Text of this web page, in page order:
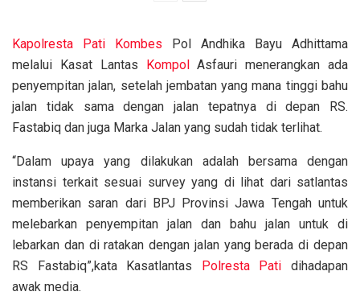
Kapolresta Pati Kombes Pol Andhika Bayu Adhittama
melalui Kasat Lantas
Kompol
Asfauri menerangkan ada
penyempitan jalan, setelah jembatan yang mana tinggi bahu
jalan tidak sama dengan jalan tepatnya di depan RS.
Fastabiq dan juga Marka Jalan yang sudah tidak terlihat.
“Dalam upaya yang dilakukan adalah bersama dengan
instansi terkait sesuai survey yang di lihat dari satlantas
memberikan saran dari BPJ Provinsi Jawa Tengah untuk
melebarkan penyempitan jalan dan bahu jalan untuk di
lebarkan dan di ratakan dengan jalan yang berada di depan
RS Fastabiq”,kata Kasatlantas
Polresta Pati dihadapan
awak media.